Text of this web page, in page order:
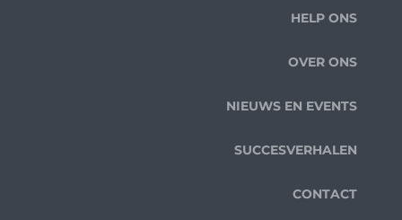
HELP ONS
OVER ONS
NIEUWS EN EVENTS
SUCCESVERHALEN
CONTACT